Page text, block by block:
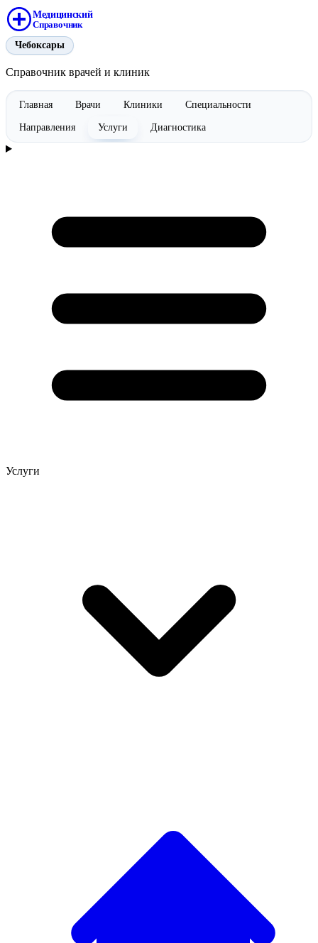
Медицинский
Справочник
Чебоксары
Справочник врачей и клиник
Главная Врачи Клиники Специальности
Направления Услуги Диагностика
Услуги